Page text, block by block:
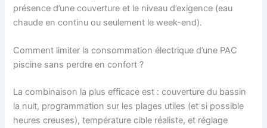
présence d’une couverture et le niveau d’exigence (eau
chaude en continu ou seulement le week-end).
Comment limiter la consommation électrique d’une PAC
piscine sans perdre en confort ?
La combinaison la plus efficace est : couverture du bassin
la nuit, programmation sur les plages utiles (et si possible
heures creuses), température cible réaliste, et réglage